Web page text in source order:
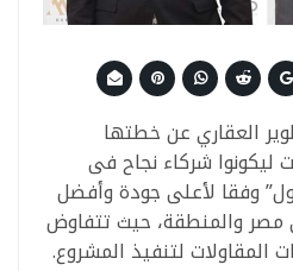
العقاري عن خطتها
ليكونوا شركاء نجاح فى
وفقا لأعلى جودة وأفضل
مصر والمنطقة، حيث تتفاوض
لتنفيذ المشروع.